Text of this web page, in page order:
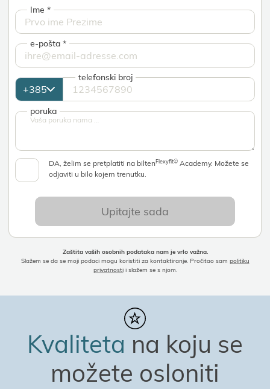
Ime*
e-pošta*
telefonski broj
poruka
DA, želim se pretplatiti na biltenFlexyfit© Academy. Možete se
odjaviti u bilo kojem trenutku.
Upitajte sada
Zaštita vaših osobnih podataka nam je vrlo važna.
Slažem se da se moji podaci mogu koristiti za kontaktiranje. Pročitao sam politiku
privatnostii slažem se s njom.
Kvaliteta na koju se
možete osloniti